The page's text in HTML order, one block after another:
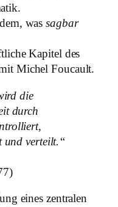
wassagbar
Kapitel des
Michel Foucault.
die
durch
und verteilt.“
eines zentralen